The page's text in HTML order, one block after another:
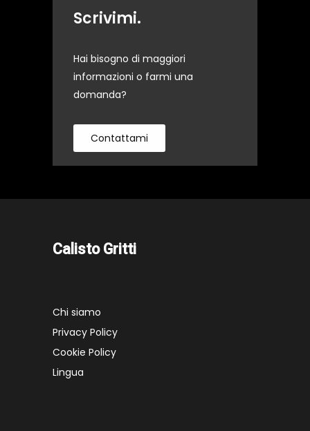
Scrivimi.
Hai bisogno di maggiori
informazioni o farmi una
domanda?
Contattami
Calisto Gritti
Chi siamo
Privacy Policy
Cookie Policy
Lingua